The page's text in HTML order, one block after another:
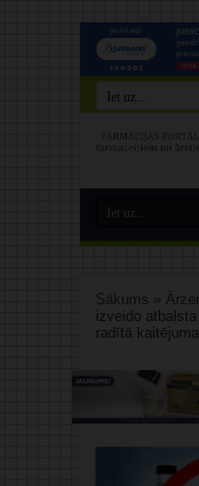
Sākums »
izveido
radītā